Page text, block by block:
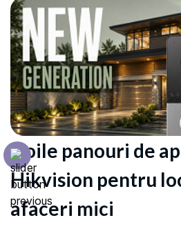
Noile panouri de
Hikvision pentru
afaceri mici